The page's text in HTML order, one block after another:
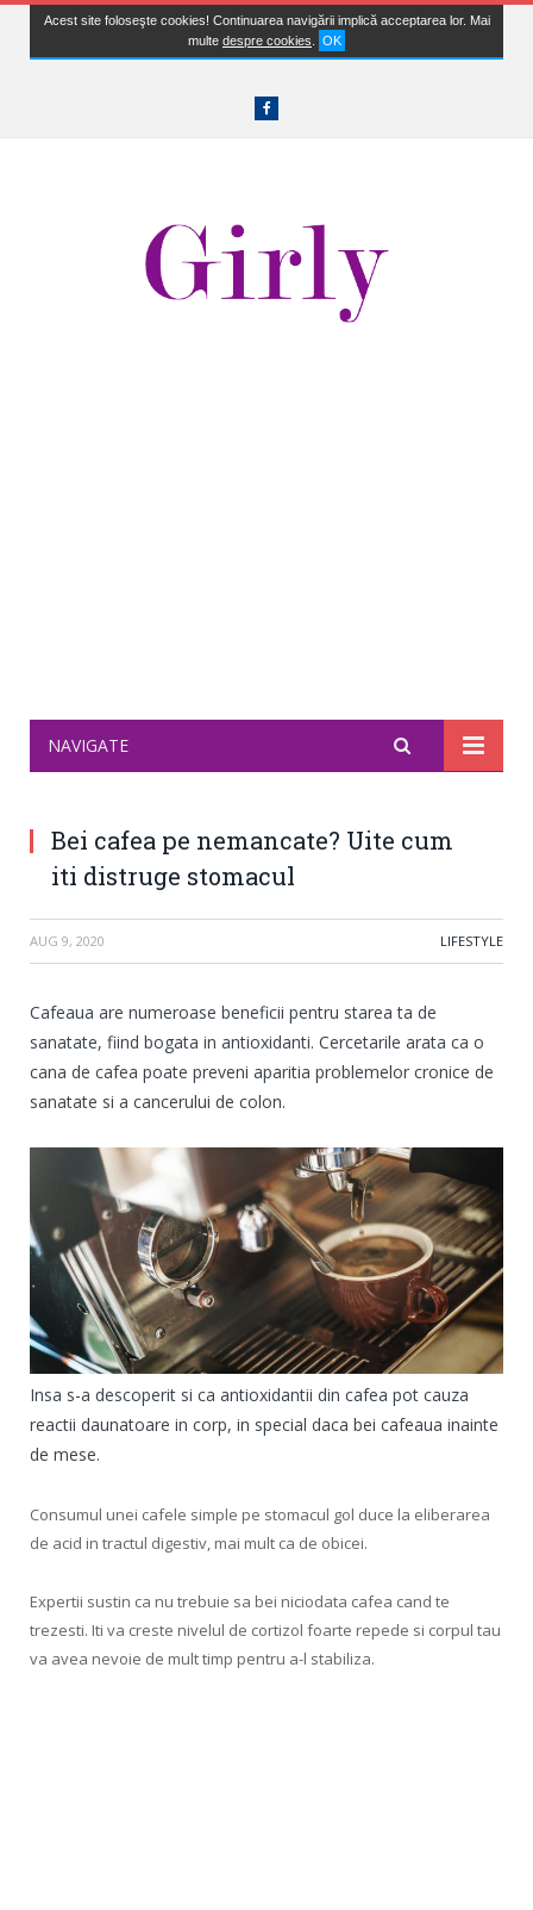
Acest site foloseşte cookies! Continuarea navigării implică acceptarea lor. Mai
multe despre cookies OK
Facebook
NAVIGATE
Bei cafea pe nemancate? Uite cum
iti distruge stomacul
AUG 9, 2020 LIFESTYLE
Cafeaua are numeroase beneficii pentru starea ta de
sanatate, fiind bogata in antioxidanti. Cercetarile arata ca o
cana de cafea poate preveni aparitia problemelor cronice de
sanatate si a cancerului de colon.
Insa s-a descoperit si ca antioxidantii din cafea pot cauza
reactii daunatoare in corp, in special daca bei cafeaua inainte
de mese.
Consumul unei cafele simple pe stomacul gol duce la eliberarea
de acid in tractul digestiv, mai mult ca de obicei.
Expertii sustin ca nu trebuie sa bei niciodata cafea cand te
trezesti. Iti va creste nivelul de cortizol foarte repede si corpul tau
va avea nevoie de mult timp pentru a-l stabiliza.